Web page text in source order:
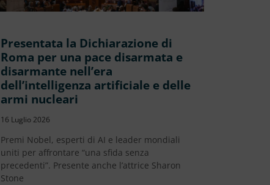
Presentata la Dichiarazione di
Roma per una pace disarmata e
disarmante nell’era
dell’intelligenza artificiale e delle
armi nucleari
16 Luglio 2026
Premi Nobel, esperti di AI e leader mondiali
uniti per affrontare “una sfida senza
precedenti”. Presente anche l’attrice Sharon
Stone